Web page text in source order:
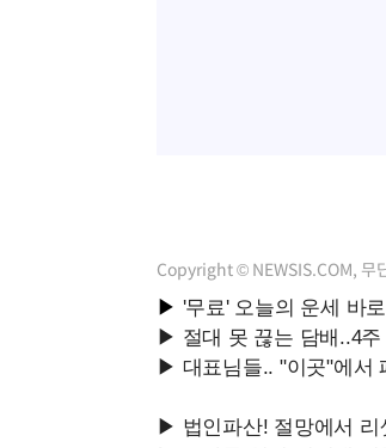
Copyright © NEWSIS.COM, 무